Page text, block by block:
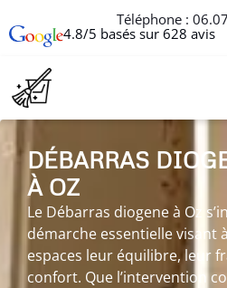
Téléphone :
4.8/5 basés sur 628 avis
DÉBARRAS
À OZ
Le Débarras diogene à Oz
démarche essentielle visant
espaces leur équilibre, leur
confort. Que l’intervention